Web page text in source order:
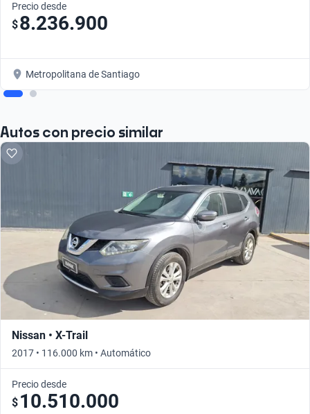
Precio desde
$8.236.900
Metropolitana de Santiago
Autos con precio similar
Nissan • X-Trail
2017 • 116.000 km • Automático
Precio desde
$ 10.510.000